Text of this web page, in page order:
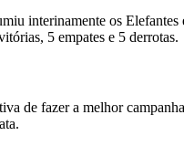
interinamente os
5 empates e 5 derrotas.
de fazer a melhor